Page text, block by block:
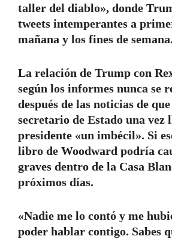
taller del diablo», donde
tweets intemperantes a
mañana y los fines de semana.
La relación de Trump con
según los informes nunca se
después de las noticias de
secretario de Estado una vez
presidente «un imbécil». Si
libro de Woodward podría
graves dentro de la Casa
próximos días.
«Nadie me lo contó y me
poder hablar contigo. Sabes